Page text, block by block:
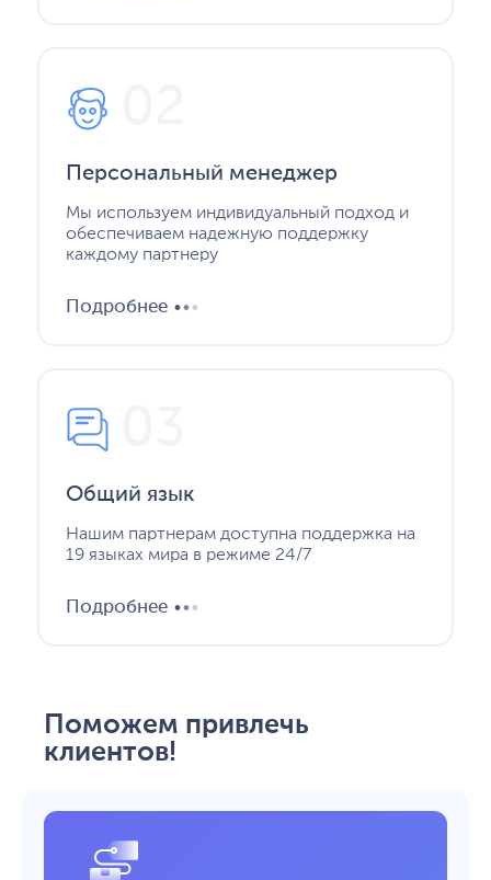
Персональный менеджер
Мы используем индивидуальный подход и
обеспечиваем надежную поддержку
каждому партнеру
Подробнее ...
Общий язык
Нашим партнерам доступна поддержка на
19 языках мира в режиме 24/7
Подробнее ...
Поможем привлечь
клиентов!